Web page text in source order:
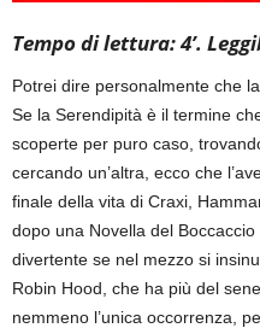
Tempo di lettura: 4’.
Potrei dire personalmente che
Se la Serendipità è il termine
scoperte per puro caso,
cercando un’altra, ecco che
finale della vita di Craxi,
dopo una Novella del
divertente se nel mezzo si
Robin Hood, che ha più del
nemmeno l’unica occorrenza,